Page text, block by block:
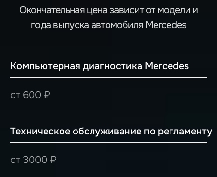
Ищете надёжный автосервис в Ростове-на-Дону
для ремонта Mercedes? BMM Сервис — это
знанием особенностей немецких автомобилей и
оригинальное диагностическое оборудование
Ремонт и обслуживание Mercedes